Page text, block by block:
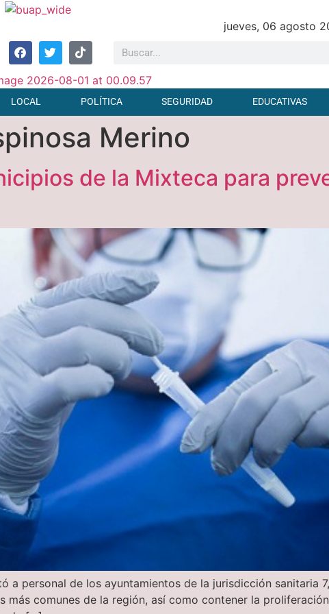
jueves, 06 agosto
LOCAL POLÍTICA SEGURIDAD EDUCATIVAS
Merino
de la Mixteca para
a personal de los ayuntamientos de la jurisdicción sanitaria
más comunes de la región, así como contener la